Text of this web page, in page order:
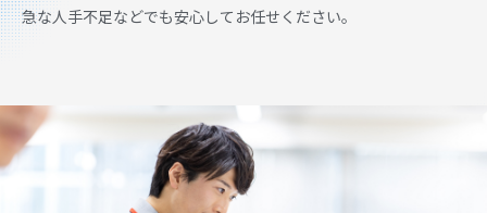
急な人手不足などでも安心してお任せください。